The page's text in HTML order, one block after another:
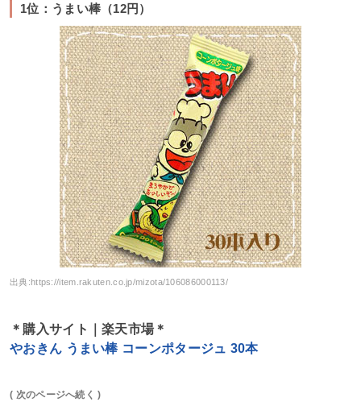
1位：うまい棒（12円）
出典:https://item.rakuten.co.jp/mizota/106086000113/
＊購入サイト｜楽天市場＊
やおきん うまい棒 コーンポタージュ 30本
( 次のページへ続く )